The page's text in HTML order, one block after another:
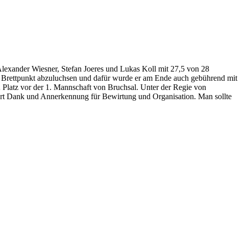
Wiesner, Stefan Joeres und Lukas Koll mit 27,5 von 28
abzuluchsen und dafür wurde er am Ende auch gebührend mit
vor der 1. Mannschaft von Bruchsal. Unter der Regie von
Dank und Annerkennung für Bewirtung und Organisation. Man sollte